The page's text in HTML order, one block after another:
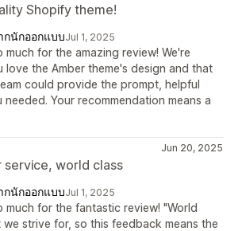
Shopify theme!
กนักออกแบบJul 1, 2025
much for the amazing review! We're
love the Amber theme's design and that
could provide the prompt, helpful
Your recommendation means a
Jun 20, 2025
service, world class
กนักออกแบบJul 1, 2025
much for the fantastic review! "World
we strive for, so this feedback means the